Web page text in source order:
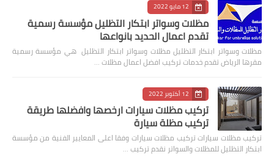
12 مايو 2022
مظلات وسواتر ابتكار التظليل مؤسسة رسمية
تقدم اعمال الحديد بانواعها
مظلات وسواتر ابتكار التظليل مظلات وسواتر ابتكار التظليل هي مؤسسة رسمية
مقرها الرياض تقدم خدمات تركيب افضل اعمال مظلات …
12 أكتوبر 2022
تركيب مظلات سيارات ارخصها وافضلها طريقة
تركيب مظلة سيارة
‏تركيب مظلات سيارات تركيب مظلات سيارات وفقا اعلى المعايير الفنية من مؤسسة
ابتكار التظليل للمظلات والسواتر نقدم تركيب …